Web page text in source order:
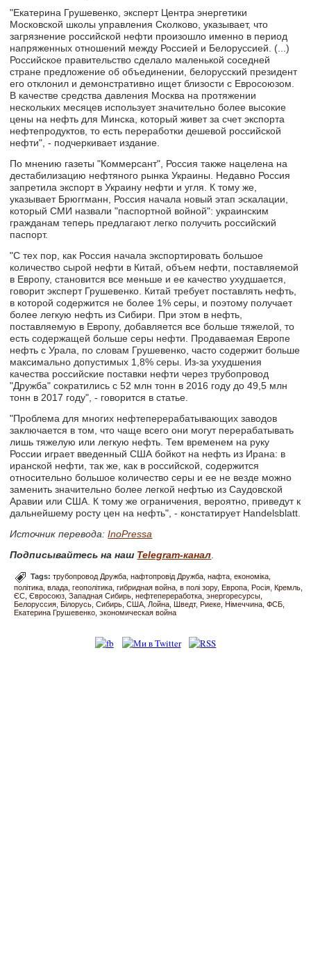
"Екатерина Грушевенко, эксперт Центра энергетики
Московской школы управления Сколково, указывает, что
загрязнение российской нефти произошло именно в период
напряженных отношений между Россией и Белоруссией. (...)
Российское правительство сделало маленькой соседней
стране предложение об объединении, белорусский президент
его отклонил и демонстративно ищет близости с Евросоюзом.
В качестве средства давления Москва на протяжении
нескольких месяцев использует значительно более высокие
цены на нефть для Минска, который живет за счет экспорта
нефтепродуктов, то есть переработки дешевой российской
нефти", - подчеркивает издание.
По мнению газеты "Коммерсант", Россия также нацелена на
дестабилизацию нефтяного рынка Украины. Недавно Россия
запретила экспорт в Украину нефти и угля. К тому же,
указывает Брюггманн, Россия начала новый этап эскалации,
который СМИ назвали "паспортной войной": украинским
гражданам теперь предлагают легко получить российский
паспорт.
"С тех пор, как Россия начала экспортировать большое
количество сырой нефти в Китай, объем нефти, поставляемой
в Европу, становится все меньше и ее качество ухудшается,
говорит эксперт Грушевенко. Китай требует поставлять нефть,
в которой содержится не более 1% серы, и поэтому получает
более легкую нефть из Сибири. При этом в нефть,
поставляемую в Европу, добавляется все больше тяжелой, то
есть содержащей больше серы нефти. Продаваемая Европе
нефть с Урала, по словам Грушевенко, часто содержит больше
максимально допустимых 1,8% серы. Из-за ухудшения
качества российские поставки нефти через трубопровод
"Дружба" сократились с 52 млн тонн в 2016 году до 49,5 млн
тонн в 2017 году", - говорится в статье.
"Проблема для многих нефтеперерабатывающих заводов
заключается в том, что чаще всего они могут перерабатывать
лишь тяжелую или легкую нефть. Тем временем на руку
России играет введенный США бойкот на нефть из Ирана: в
иранской нефти, так же, как в российской, содержится
относительно большое количество серы и ее не везде можно
заменить значительно более легкой нефтью из Саудовской
Аравии или США. К тому же ограничения, вероятно, приведут к
дальнейшему росту цен на нефть", - констатирует Handelsblatt.
Источник перевода:InoPressa
Подписывайтесь на наш Telegram-канал.
Tags:трубопровод Дружба нафтопровід Дружба нафта економіка
політика влада геополітика гибридная война в полі зору Европа Росія
Кремль
ЄС Євросоюз Западная Сибирь нефтепереработка энергоресурсы
Белоруссия
Білорусь Сибирь США Лойна Шведт Риеке Німеччина ФСБ
Екатерина Грушевенко экономическая война